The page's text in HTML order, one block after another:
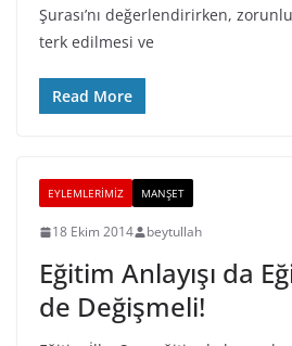
Şurası’nı değerlendirirken,
terk edilmesi ve
Read More
EYLEMLERIMIZ MANŞET
18 Ekim 2014 beytullah
Eğitim Anlayışı da
de Değişmeli!